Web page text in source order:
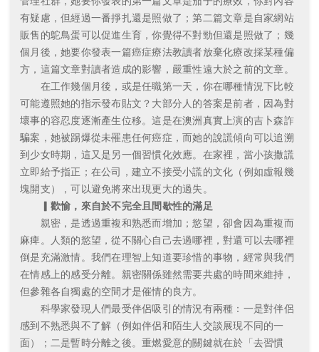
有疑慮，但經過一番掙扎還是照做了；第二篇文章是自家網站
販售的鴕鳥蛋可以促進生育，你覺得不對勁但還是照做了；幾
個月後，她要你發表一篇癌症療法教讀者放棄化療改採某種偏
方，這篇文章對讀者造成的影響，嚴重性遠大於之前的文章。
在工作幾個月後，或是任職第一天，你在哪種情況下比較
可能遵照她的指示發布貼文？大部分人的答案是前者，因為對
壞事的容忍度逐漸產生位移。這是在澳洲真實上演的吉卜森詐
騙案，她被踢爆從未罹患任何癌症，而她的說謊傾向可以追溯
到少女時期，這又是另一個習慣化效應。在家裡，當小孩撒謊
立即給予指正；在公司，建立不接受小謊的文化（例如虛報幾
塊開支），可以避免將來出現更大的過失。
▎歡愉，來自於不完全且間歇性的滿足
親密，是透過重複和熟悉而增加；慾望，卻會因為重複而
麻痺。人類的慾望，從不關心自己去過哪裡，對還可以去哪裡
倒是充滿激情。我們在理智上知道要珍惜的事物，經常與我們
在情感上的感受分離。親密關係雖然需要共處的時間來維持，
但參雜各自獨處的空間才是催情的良方。
科學家發現人們最受伴侶吸引的情況有兩種：一是對伴侶
感到不熟悉與不了解（例如伴侶和陌生人交談展現不同的一
面）；二是暫時分離之後。重燃愛意的關鍵就在於「去習慣